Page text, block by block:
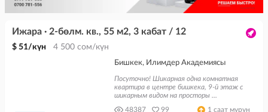
Ижара · 2-бөлм. кв., 55 м2, 3 кабат / 12
$ 51/күн 4 500 сом/күн
Бишкек, Илимдер Академиясы
Посуточно! Шикарная одна комнатная
квартира в центре бишкека, 9-й этаж с
шикарным видом на просторы ...
48387
99 1 саат мурун